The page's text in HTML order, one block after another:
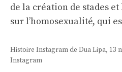
de la création de stades
sur l’homosexualité, qui
Histoire Instagram de Dua Lipa, 13
Instagram